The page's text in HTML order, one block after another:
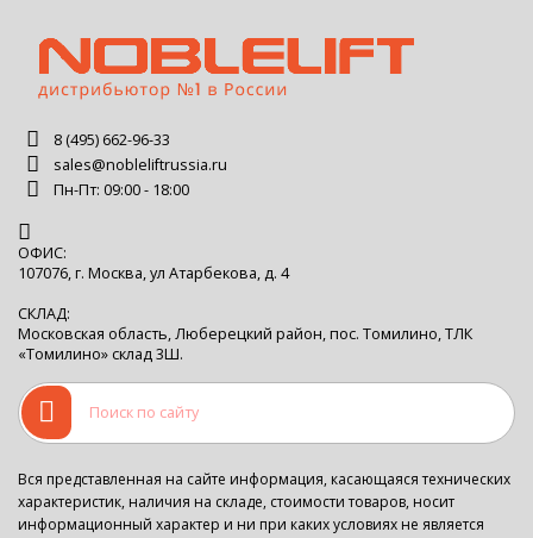
8 (495) 662-96-33
sales@nobleliftrussia.ru
Пн-Пт: 09:00 - 18:00
ОФИС:
107076, г. Москва, ул Атарбекова, д. 4
СКЛАД:
Московская область, Люберецкий район, пос. Томилино, ТЛК
«Томилино» склад 3Ш.
Вся представленная на сайте информация, касающаяся технических
характеристик, наличия на складе, стоимости товаров, носит
информационный характер и ни при каких условиях не является